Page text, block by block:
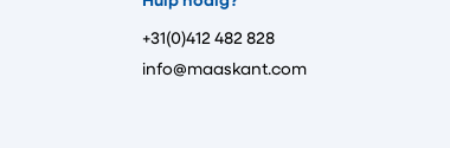
+31(0)412 482 828
info@maaskant.com